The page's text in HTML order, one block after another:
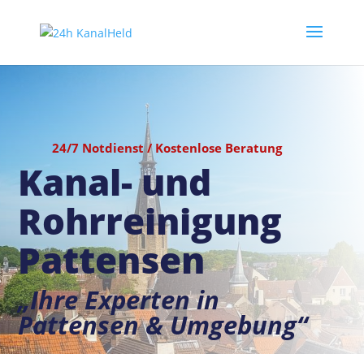
24/7 Notdienst / Kostenlose Beratung
Kanal- und
Rohrreinigung
Pattensen
„Ihre Experten in
Pattensen & Umgebung“